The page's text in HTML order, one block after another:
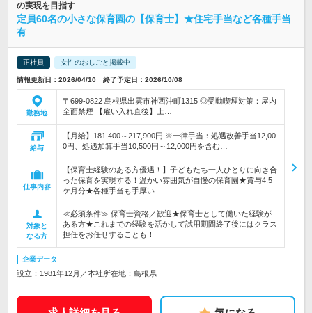
の実現を目指す
定員60名の小さな保育園の【保育士】★住宅手当など各種手当
有
正社員 女性のおしごと掲載中
情報更新日：2026/04/10 終了予定日：2026/10/08
勤務地
〒699-0822 島根県出雲市神西沖町1315 ◎受動喫煙対策：屋内
全面禁煙 【雇い入れ直後】上…
給与
【月給】181,400～217,900円 ※一律手当：処遇改善手当12,00
0円、処遇加算手当10,500円～12,000円を含む…
仕事内容
【保育士経験のある方優遇！】子どもたち一人ひとりに向き合
った保育を実現する！温かい雰囲気が自慢の保育園★賞与4.5
ケ月分★各種手当も手厚い
対象と
なる方
≪必須条件≫ 保育士資格／歓迎★保育士として働いた経験が
ある方★これまでの経験を活かして試用期間終了後にはクラス
担任をお任せすることも！
企業データ
設立：1981年12月／本社所在地：島根県